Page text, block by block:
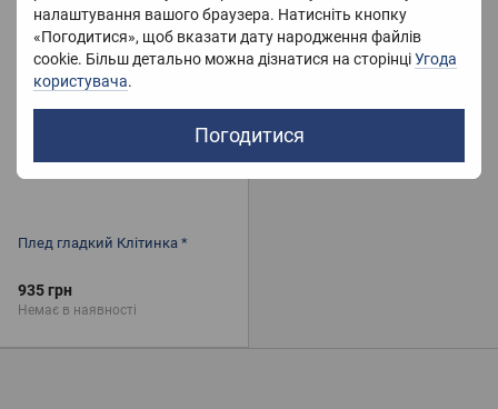
налаштування вашого браузера. Натисніть кнопку
«Погодитися», щоб вказати дату народження файлів
cookie. Більш детально можна дізнатися на сторінціУгода
користувача.
Погодитися
Покривала із мікрофібри Бавовняні пледи
-2
Плед гладкий Клітинка *
935 грн
Немає в наявності